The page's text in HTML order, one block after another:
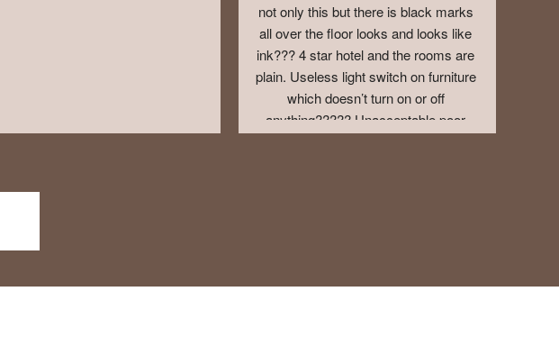
not only this but there is black marks
all over the floor looks and looks like
ink??? 4 star hotel and the rooms are
plain. Useless light switch on furniture
which doesn’t turn on or off
anything????? Unacceptable poor